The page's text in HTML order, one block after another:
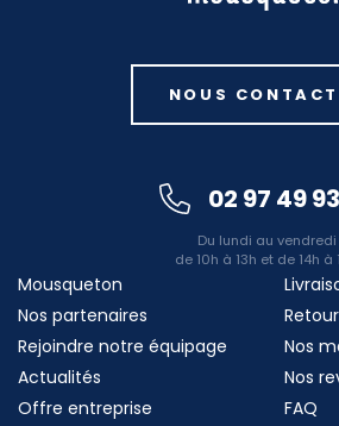
NOUS
02 97 49
Du lundi au vendredi
de 10h à 13h et de 14h à
Mousqueton
Nos partenaires
Rejoindre notre équipage
Actualités
Offre entreprise
Nos
Nos
FAQ